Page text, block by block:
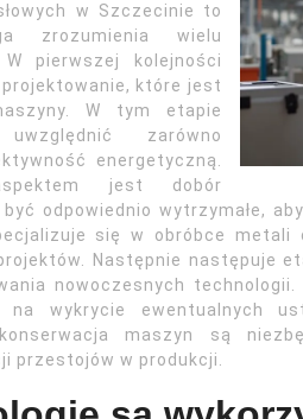
w Szczecinie to
zrozumienia wielu
pierwszej kolejności
które jest
W tym etapie
zarówno
energetyczną.
jest dobór
odpowiednio wytrzymałe,
się w obróbce metali
Następnie następuje
nowoczesnych
na wykrycie ewentualnych
maszyn są
przestojów w produkcji.